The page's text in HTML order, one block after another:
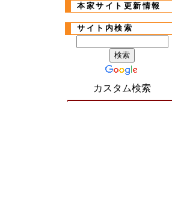
本家サイト更新情報
サイト内検索
カスタム検索